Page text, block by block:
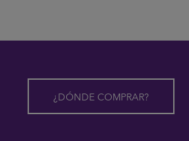
¿DÓNDE COMPRAR?